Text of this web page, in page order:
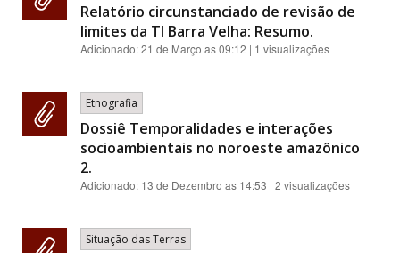
Relatório circunstanciado de revisão de
limites da TI Barra Velha: Resumo.
Adicionado:21 de Março as 09:12 | 1 visualizações
Etnografia
Dossiê Temporalidades e interações
socioambientais no noroeste amazônico
2.
Adicionado: 13 de Dezembro as 14:53 | 2 visualizações
Situação das Terras